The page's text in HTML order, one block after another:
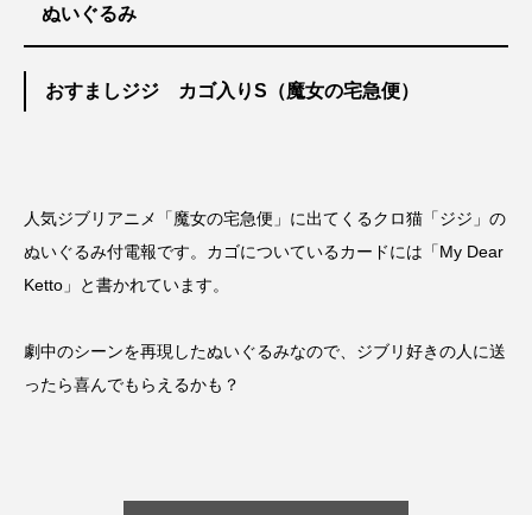
ぬいぐるみ
おすましジジ カゴ入りS（魔女の宅急便）
人気ジブリアニメ「魔女の宅急便」に出てくるクロ猫「ジジ」の
ぬいぐるみ付電報です。カゴについているカードには「My Dear
Ketto」と書かれています。
劇中のシーンを再現したぬいぐるみなので、ジブリ好きの人に送
ったら喜んでもらえるかも？